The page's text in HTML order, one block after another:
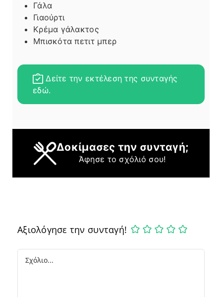
Γάλα
Γιαούρτι
Κρέμα γάλακτος
Μπισκότα πετιτ μπερ
Δείτε την εκτέλεση της συνταγής
εδώ.
Δοκίμασες την συνταγή;
Άφησε το σχόλιό σου!
Αξιολόγησε την συνταγή!
Comment